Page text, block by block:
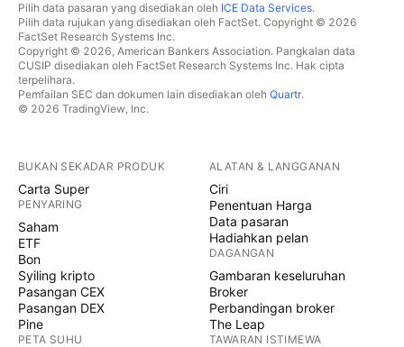
Pilih data pasaran yang disediakan oleh ICE Data Services.
Pilih data rujukan yang disediakan oleh FactSet. Copyright © 2026
FactSet Research Systems Inc.
Copyright © 2026, American Bankers Association. Pangkalan data
CUSIP disediakan oleh FactSet Research Systems Inc. Hak cipta
terpelihara.
Pemfailan SEC dan dokumen lain disediakan oleh Quartr.
© 2026 TradingView, Inc.
BUKAN SEKADAR PRODUK
Carta Super
PENYARING
Saham
ETF
Bon
Syiling kripto
Pasangan CEX
Pasangan DEX
Pine
PETA SUHU
ALATAN & LANGGANAN
Ciri
Penentuan Harga
Data pasaran
Hadiahkan pelan
DAGANGAN
Gambaran keseluruhan
Broker
Perbandingan broker
The Leap
TAWARAN ISTIMEWA